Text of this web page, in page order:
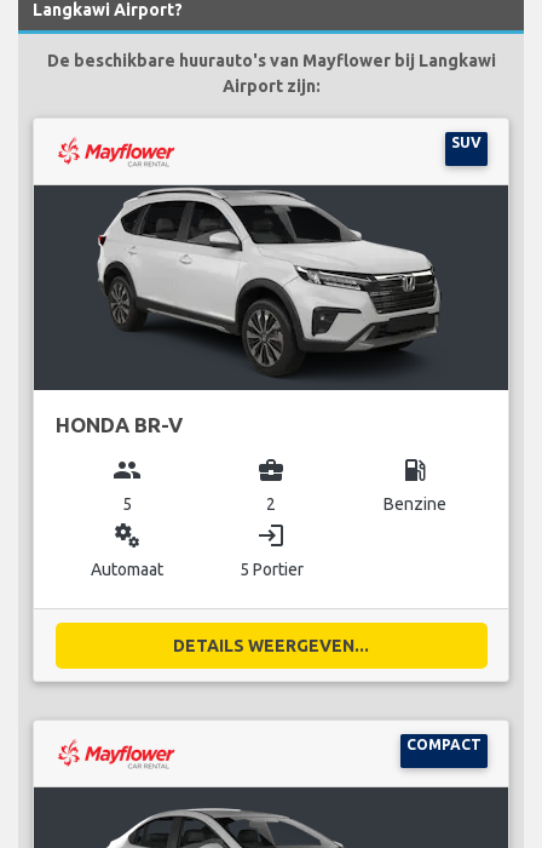
Langkawi Airport?
De beschikbare huurauto's van Mayflower bij Langkawi
Airport zijn:
SUV
HONDA BR-V
group
5
business_center
2
local_gas_station
Benzine
miscellaneous_services
Automaat
login
5 Portier
DETAILS WEERGEVEN...
COMPACT